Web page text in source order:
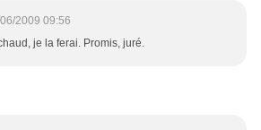
2009 09:56
je la ferai. Promis, juré.